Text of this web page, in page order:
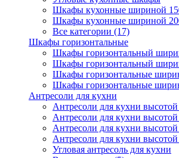
Шкафы кухонные шириной
Шкафы кухонные шириной
Все категории (17)
Шкафы горизонтальные
Шкафы горизонтальный
Шкафы горизонтальный
Шкафы горизонтальные
Шкафы горизонтальные
Антресоли для кухни
Антресоли для кухни
Антресоли для кухни
Антресоли для кухни
Антресоли для кухни
Угловая антресоль для кухни